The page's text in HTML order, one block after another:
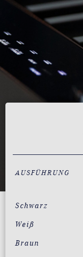
AUSFÜHRUNG
Schwarz
Weiß
Braun